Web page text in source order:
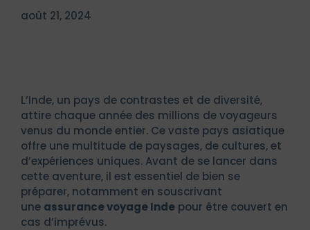
août 21, 2024
L’Inde, un pays de contrastes et de diversité,
attire chaque année des millions de voyageurs
venus du monde entier. Ce vaste pays asiatique
offre une multitude de paysages, de cultures, et
d’expériences uniques. Avant de se lancer dans
cette aventure, il est essentiel de bien se
préparer, notamment en souscrivant
une assurance voyage Inde pour être couvert en
cas d’imprévus.